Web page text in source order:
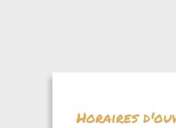
Horaires